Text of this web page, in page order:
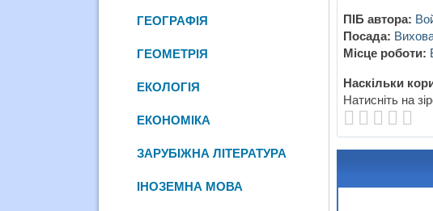
ПІБ автора:
Посада:
Місце роботи:
Наскільки
Натисніть на
ГЕОГРАФІЯ
ГЕОМЕТРІЯ
ЕКОЛОГІЯ
ЕКОНОМІКА
ЗАРУБІЖНА ЛІТЕРАТУРА
ІНОЗЕМНА МОВА